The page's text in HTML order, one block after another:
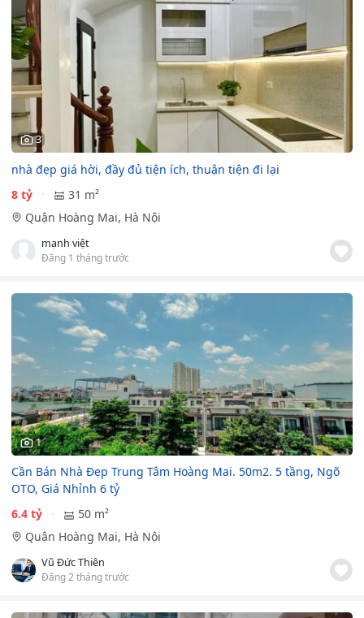
3
nhà đẹp giá hời, đầy đủ tiện ích, thuận tiện đi lại
8 tỷ
31 m²
Quận Hoàng Mai, Hà Nội
mạnh việt
Đăng 1 tháng trước
1
Cần Bán Nhà Đẹp Trung Tâm Hoàng Mai. 50m2. 5 tầng, Ngõ
OTO, Giá Nhỉnh 6 tỷ
6.4 tỷ
50 m²
Quận Hoàng Mai, Hà Nội
Vũ Đức Thiên
Đăng 2 tháng trước